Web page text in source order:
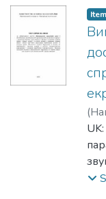
ofItem
(